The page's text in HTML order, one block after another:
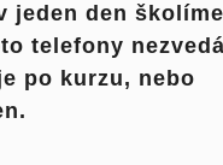
jeden den
telefony
po kurzu, nebo